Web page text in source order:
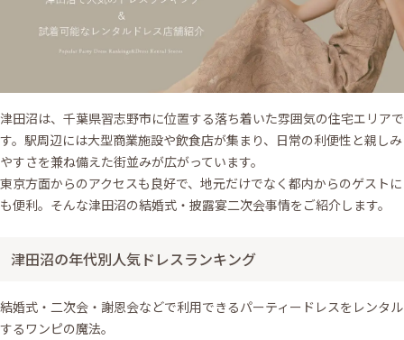
津田沼は、千葉県習志野市に位置する落ち着いた雰囲気の住宅エリアで
す。駅周辺には大型商業施設や飲食店が集まり、日常の利便性と親しみ
やすさを兼ね備えた街並みが広がっています。
東京方面からのアクセスも良好で、地元だけでなく都内からのゲストに
も便利。そんな津田沼の結婚式・披露宴二次会事情をご紹介します。
津田沼の年代別人気ドレスランキング
結婚式・二次会・謝恩会などで利用できるパーティードレスをレンタル
するワンピの魔法。